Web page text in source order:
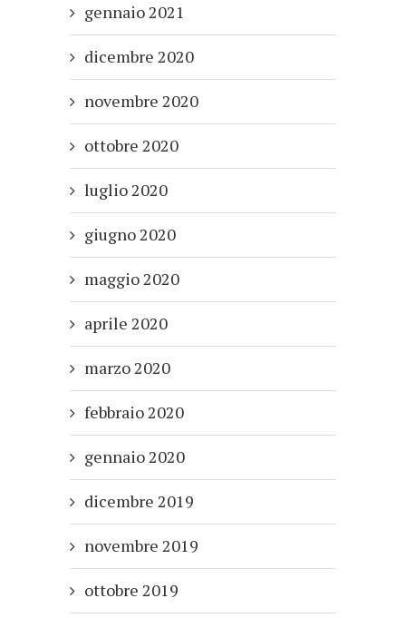
gennaio 2021
dicembre 2020
novembre 2020
ottobre 2020
luglio 2020
giugno 2020
maggio 2020
aprile 2020
marzo 2020
febbraio 2020
gennaio 2020
dicembre 2019
novembre 2019
ottobre 2019